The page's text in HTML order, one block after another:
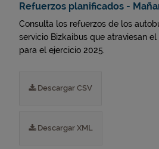
Refuerzos planificados -
Consulta los refuerzos de los
servicio Bizkaibus que atraviesan
para el ejercicio 2025.
Descargar CSV
Descargar XML